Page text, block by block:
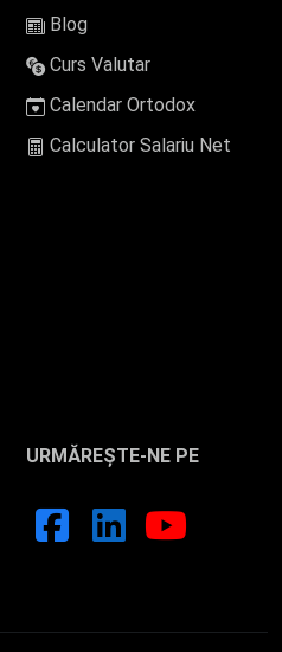
Blog
Curs Valutar
Calendar Ortodox
Calculator Salariu Net
URMĂREȘTE-NE PE